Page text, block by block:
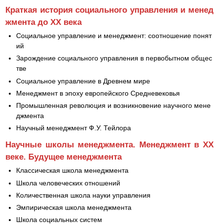
Краткая история социального управления и менед
жмента до ХХ века
Социальное управление и менеджмент: соотношение понят
ий
Зарождение социального управления в первобытном общес
тве
Социальное управление в Древнем мире
Менеджмент в эпоху европейского Средневековья
Промышленная революция и возникновение научного мене
джмента
Научный менеджмент Ф.У. Тейлора
Научные школы менеджмента. Менеджмент в ХХ
веке. Будущее менеджмента
Классическая школа менеджмента
Школа человеческих отношений
Количественная школа науки управления
Эмпирическая школа менеджмента
Школа социальных систем